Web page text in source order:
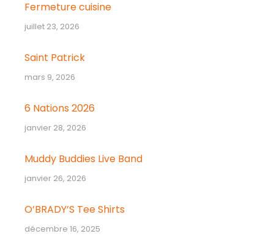
Fermeture cuisine
juillet 23, 2026
Saint Patrick
mars 9, 2026
6 Nations 2026
janvier 28, 2026
Muddy Buddies Live Band
janvier 26, 2026
O’BRADY’S Tee Shirts
décembre 16, 2025